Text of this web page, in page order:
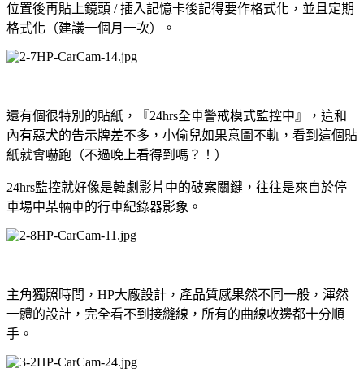
位置後再貼上鏡頭 / 插入記憶卡後記得要作格式化，並且定期
格式化（建議一個月一次）。
還有個很特別的貼紙，『24hrs全車警戒模式監控中』，這和
內有惡犬的告示牌差不多，小偷兒如果意圖不軌，看到這個貼
紙就會嚇跑（不過晚上看得到嗎？！）
24hrs監控就好像是韓劇影片中的破案關鍵，往往是來自於停
車場中某輛車的行車紀錄器影象。
主角獨照時間，HP大廠設計，產品質感果然不同一般，渾然
一體的設計，完全看不到接縫線，所有的曲線收邊都十分順
手。